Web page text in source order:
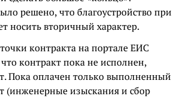
решено, что благоустройство при
носить вторичный характер.
контракта на портале ЕИС
контракт пока не исполнен,
Пока оплачен только выполненный
(инженерные изыскания и сбор